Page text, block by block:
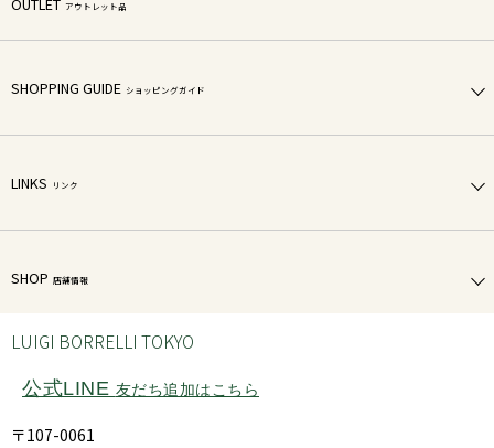
アウトレット品
SHOPPING GUIDE ショッピングガイド
LINKS リンク
SHOP 店舗情報
LUIGI BORRELLI TOKYO
公式LINE 友だち追加はこちら
〒107-0061